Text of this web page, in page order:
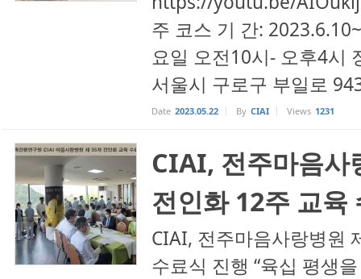
주 코스 기 간:
요일 오전10시- 오후4시
서울시 구로구 부일로
Date 2023.05.22 By CIAI Views 1231
CIAI, 전주마음사
전인화 12주 교육
CIAI, 전주마음사랑병원
수료식 진행 “육십 평생